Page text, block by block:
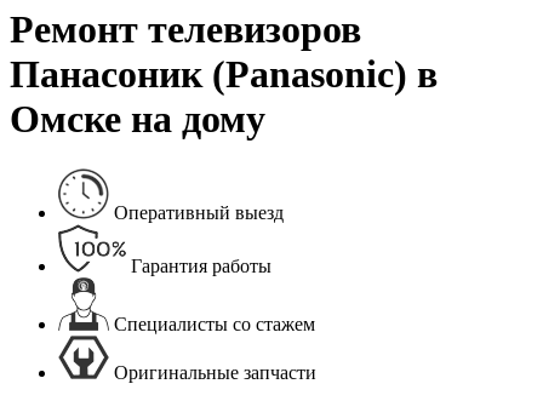
Ремонт телевизоров
Панасоник (Panasonic) в
Омске на дому
Оперативный выезд
Гарантия работы
Специалисты со стажем
Оригинальные запчасти